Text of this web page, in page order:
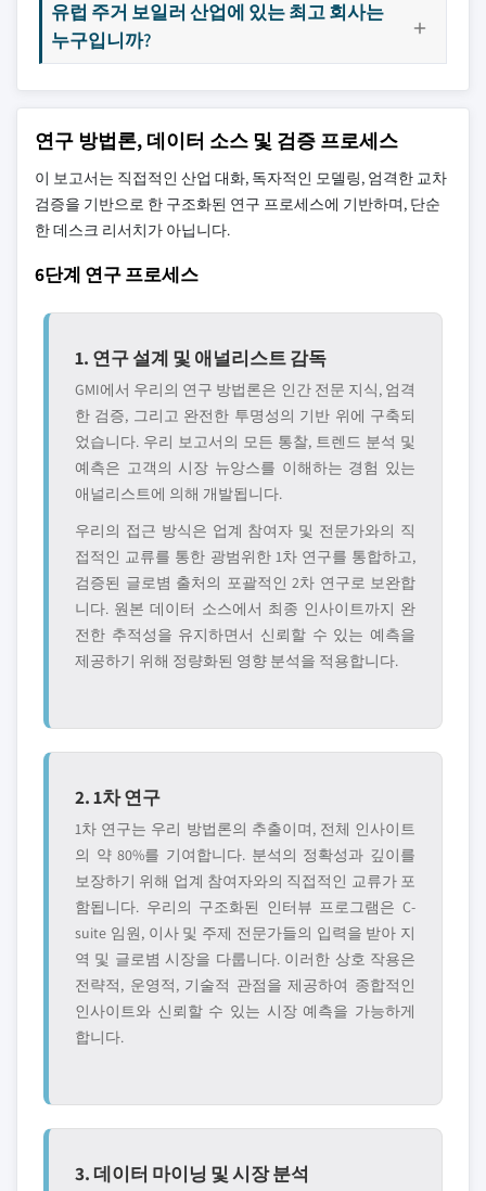
유럽 주거 보일러 산업에 있는 최고 회사는
누구입니까?
연구 방법론, 데이터 소스 및 검증 프로세스
이 보고서는 직접적인 산업 대화, 독자적인 모델링, 엄격한 교차
검증을 기반으로 한 구조화된 연구 프로세스에 기반하며, 단순
한 데스크 리서치가 아닙니다.
6단계 연구 프로세스
1. 연구 설계 및 애널리스트 감독
GMI에서 우리의 연구 방법론은 인간 전문 지식, 엄격
한 검증, 그리고 완전한 투명성의 기반 위에 구축되
었습니다. 우리 보고서의 모든 통찰, 트렌드 분석 및
예측은 고객의 시장 뉴앙스를 이해하는 경험 있는
애널리스트에 의해 개발됩니다.
우리의 접근 방식은 업계 참여자 및 전문가와의 직
접적인 교류를 통한 광범위한 1차 연구를 통합하고,
검증된 글로볌 출처의 포괄적인 2차 연구로 보완합
니다. 원본 데이터 소스에서 최종 인사이트까지 완
전한 추적성을 유지하면서 신뢰할 수 있는 예측을
제공하기 위해 정량화된 영향 분석을 적용합니다.
2. 1차 연구
1차 연구는 우리 방법론의 추출이며, 전체 인사이트
의 약 80%를 기여합니다. 분석의 정확성과 깊이를
보장하기 위해 업계 참여자와의 직접적인 교류가 포
함됩니다. 우리의 구조화된 인터뷰 프로그램은 C-
suite 임원, 이사 및 주제 전문가들의 입력을 받아 지
역 및 글로볌 시장을 다룹니다. 이러한 상호 작용은
전략적, 운영적, 기술적 관점을 제공하여 종합적인
인사이트와 신뢰할 수 있는 시장 예측을 가능하게
합니다.
3. 데이터 마이닝 및 시장 분석